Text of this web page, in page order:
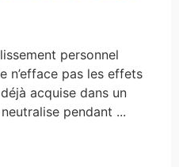
personnel
n’efface pas les effets
acquise dans un
pendant ...